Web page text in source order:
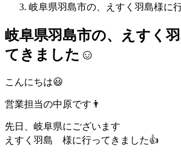
岐阜県羽島市の、えすく羽島様に
岐阜県羽島市の、えすく
てきました☺
こんにちは😃
営業担当の中原です👨
先日、岐阜県にございます
えすく羽島 様に行ってきました👍